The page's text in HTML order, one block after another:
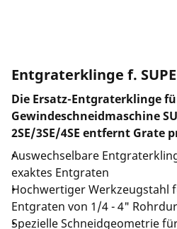
Entgraterklinge f.
Die Ersatz-Entgraterklinge
Gewindeschneidmaschine
2SE/3SE/4SE entfernt Grate
Auswechselbare
exaktes Entgraten
Hochwertiger Werkzeugstahl
Entgraten von 1/4 - 4"
Spezielle Schneidgeometrie